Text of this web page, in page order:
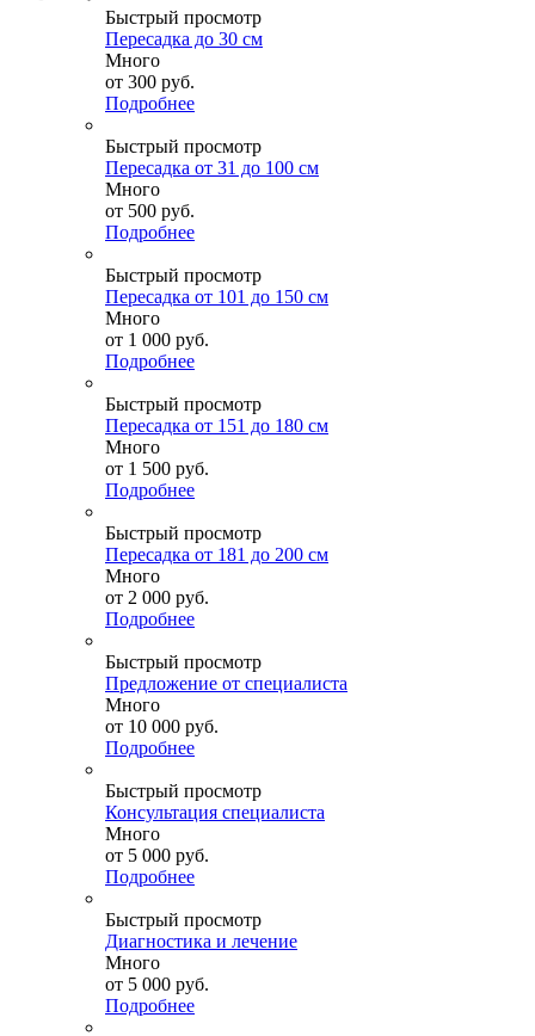
Быстрый просмотр
Пересадка до 30 см
Много
от 300 руб.
Подробнее
Быстрый просмотр
Пересадка от 31 до 100 см
Много
от 500 руб.
Подробнее
Быстрый просмотр
Пересадка от 101 до 150 см
Много
от 1 000 руб.
Подробнее
Быстрый просмотр
Пересадка от 151 до 180 см
Много
от 1 500 руб.
Подробнее
Быстрый просмотр
Пересадка от 181 до 200 см
Много
от 2 000 руб.
Подробнее
Быстрый просмотр
Предложение от специалиста
Много
от 10 000 руб.
Подробнее
Быстрый просмотр
Консультация специалиста
Много
от 5 000 руб.
Подробнее
Быстрый просмотр
Диагностика и лечение
Много
от 5 000 руб.
Подробнее